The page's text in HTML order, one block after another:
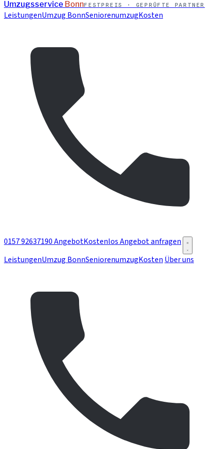
Umzugsservice BonnFESTPREIS · GEPRÜFTE PARTNER
LeistungenUmzug BonnSeniorenumzugKosten
0157 92637190AngebotKostenlos Angebot anfragen
LeistungenUmzug BonnSeniorenumzugKosten Über uns